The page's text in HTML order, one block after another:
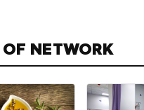
OF NETWORK